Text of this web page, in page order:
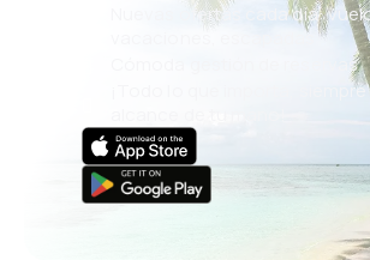
Nuevas ofertas cada día:
vacaciones, escapadas
Cómoda gestión de reservas
¡Todo lo que importa,